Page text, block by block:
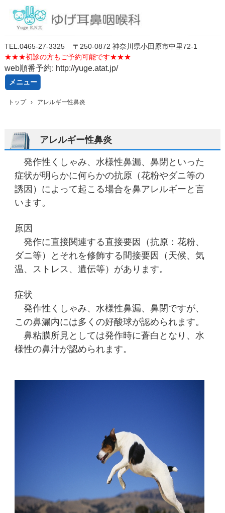
TEL. 0465-27-3325
〒250-0872 神奈川県小田原市中里72-1
★★★初診の方もご予約可能です★★★
web順番予約: http://yuge.atat.jp/
メニュー
トップ › アレルギー性鼻炎
アレルギー性鼻炎
発作性くしゃみ、水様性鼻漏、鼻閉といった
症状が明らかに何らかの抗原（花粉やダニ等の
誘因）によって起こる場合を鼻アレルギーと言
います。
原因
発作に直接関連する直接要因（抗原：花粉、
ダニ等）とそれを修飾する間接要因（天候、気
温、ストレス、遺伝等）があります。
症状
発作性くしゃみ、水様性鼻漏、鼻閉ですが、
この鼻漏内には多くの好酸球が認められます。
鼻粘膜所見としては発作時に蒼白となり、水
様性の鼻汁が認められます。